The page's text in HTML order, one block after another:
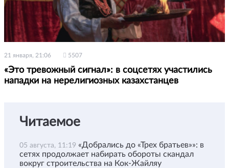
21 января, 21:06 5507
«Это тревожный сигнал»: в соцсетях участились
нападки на нерелигиозных казахстанцев
Читаемое
05 августа, 11:19 «Добрались до «Трех братьев»»: в
сетях продолжает набирать обороты скандал
вокруг строительства на Кок-Жайляу